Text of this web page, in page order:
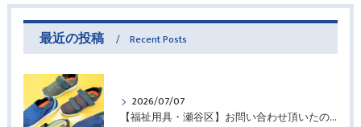
最近の投稿 Recent Posts
2026/07/07
【福祉用具・瀬谷区】お問い合わせ頂いたので・・・